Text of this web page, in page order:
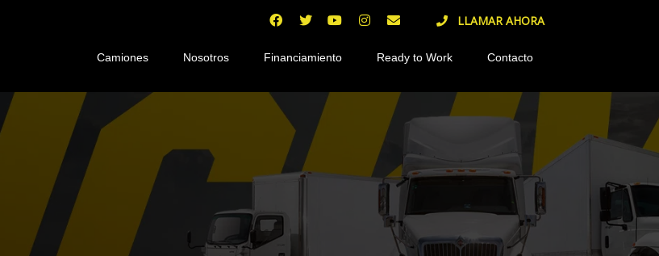
LLAMAR AHORA
Camiones Nosotros Financiamiento Ready to Work Contacto